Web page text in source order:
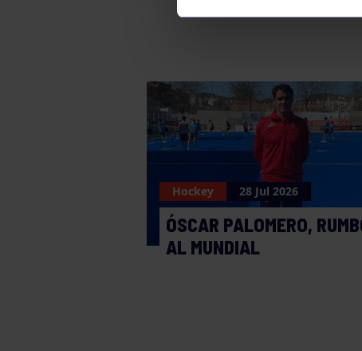
Hockey 28 Jul 2026
ÓSCAR PALOMERO,
AL MUNDIAL